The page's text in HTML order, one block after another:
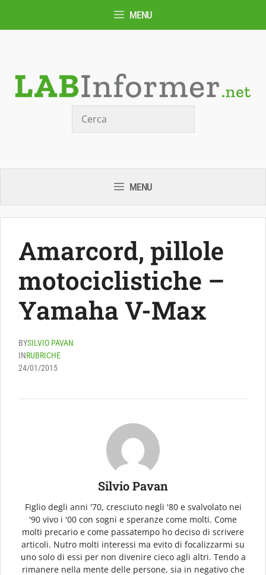
MENU
MENU
Amarcord, pillole
motociclistiche –
Yamaha V-Max
BYSILVIO PAVAN
INRUBRICHE
24/01/2015
Silvio Pavan
Figlio degli anni '70, cresciuto negli '80 e svalvolato nei
'90 vivo i '00 con sogni e speranze come molti. Come
molti precario e come passatempo ho deciso di scrivere
articoli. Nutro molti interessi ma evito di focalizzarmi su
uno solo di essi per non divenire cieco agli altri. Tendo a
rimanere nella mente delle persone, sia in negativo che